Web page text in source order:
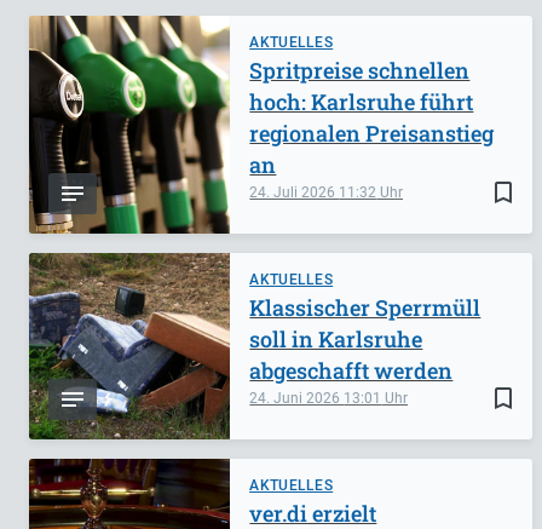
AKTUELLES
bookmark_border
24. Juli 2026 11:32
Spritpreise schnellen
hoch: Karlsruhe führt
regionalen Preisanstieg
an
AKTUELLES
bookmark_border
24. Juni 2026 13:01
Klassischer Sperrmüll
soll in Karlsruhe
abgeschafft werden
AKTUELLES
ver.di erzielt